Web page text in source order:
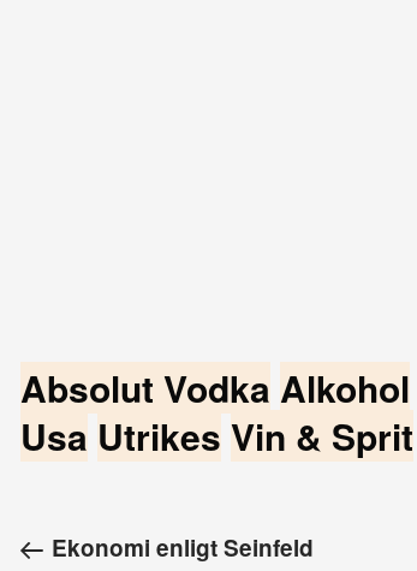
Absolut Vodka Alkohol
Usa Utrikes Vin & Sprit
Ekonomi enligt Seinfeld